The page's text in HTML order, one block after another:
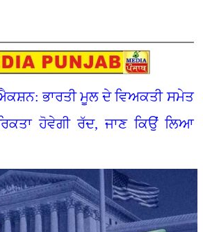
ਭਾਰਤੀ ਮੂਲ ਦੇ ਵਿਅਕਤੀ ਸਮੇਤ
ਹੋਵੇਗੀ ਰੱਦ, ਜਾਣ ਕਿਉਂ ਲਿਆ